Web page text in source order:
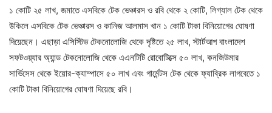
১ কোটি ২৫ লাখ, জমাতে এসবিকে টেক ভেঞ্চারস ও রবি থেকে ২ কোটি, লিগ্যাল টেক থেকে
উকিলে এসবিকে টেক ভেঞ্চারস ও কানিজ আলমাস খান ১ কোটি টাকা বিনিয়োগের ঘোষণা
দিয়েছেন। এছাড়া এসিস্টিভ টেকনোলোজি থেকে দৃষ্টিতে ২৫ লাখ, স্টার্টআপ বাংলাদেশ
সফটওয়্যার অ্যান্ড টেকনোলোজি থেকে এএনটিটি রোবোটিক্সে ৫০ লাখ, কনজিউমার
সার্ভিসেস থেকে ইয়োর-ক্যাম্পাসে ৫০ লাখ এবং গার্মেন্টস টেক থেকে ফ্যাব্রিক লাগবেতে ১
কোটি টাকা বিনিয়োগের ঘোষণা দিয়েছে রবি।